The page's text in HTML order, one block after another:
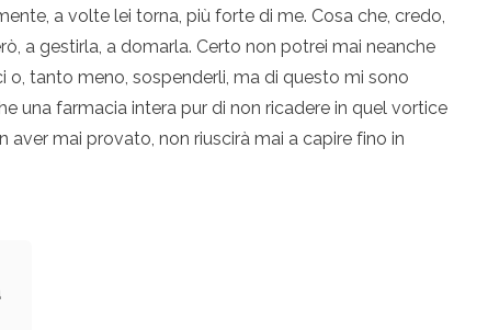
a volte lei torna, più forte di me. Cosa che, credo,
a gestirla, a domarla. Certo non potrei mai neanche
o, tanto meno, sospenderli, ma di questo mi sono
una farmacia intera pur di non ricadere in quel vortice
aver mai provato, non riuscirà mai a capire fino in